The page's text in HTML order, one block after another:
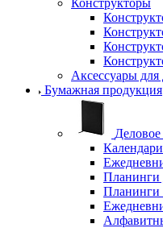
Конструкторы
Аксессуары для
Бумажная продукция
Календари
Планинги
Планинги